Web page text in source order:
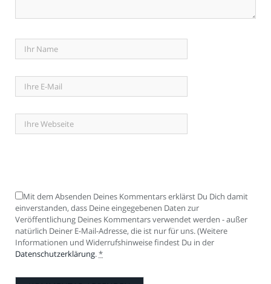
Mit dem Absenden Deines Kommentars erklärst Du Dich damit
einverstanden, dass Deine eingegebenen Daten zur
Veröffentlichung Deines Kommentars verwendet werden - außer
natürlich Deiner E-Mail-Adresse, die ist nur für uns. (Weitere
Informationen und Widerrufshinweise findest Du in der
Datenschutzerklärung.*